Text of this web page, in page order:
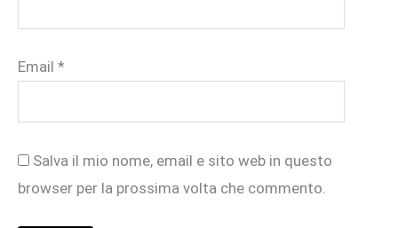
Email *
Salva il mio nome, email e sito web in questo
browser per la prossima volta che commento.